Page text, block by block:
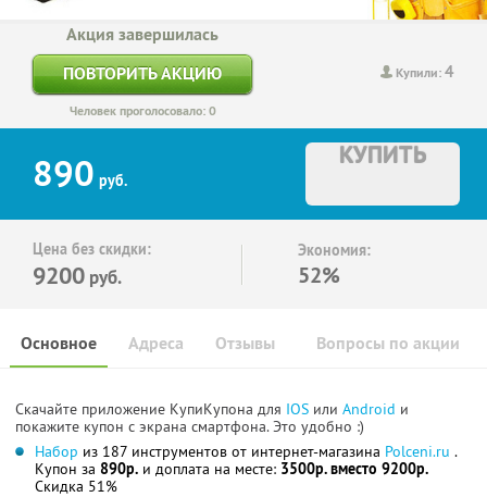
Купили:4
Акция завершилась
ПОВТОРИТЬ АКЦИЮ
Человек проголосовало: 0
890 руб.
КУПИТЬ
Цена без скидки:
9200 руб.
Экономия:
52%
Основное Отзывы Вопросы по акции
Адреса
Скачайте приложение КупиКупона для IOS или Android и
покажите купон с экрана смартфона. Это удобно :)
Набор из 187 инструментов от интернет-магазина Polceni.ru .
Купон за 890р. и доплата на месте: 3500р. вместо 9200р.
Скидка 51%